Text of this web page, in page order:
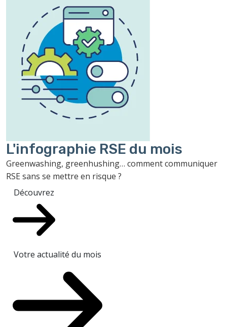
L'infographie RSE du mois
Greenwashing, greenhushing… comment communiquer
RSE sans se mettre en risque ?
Découvrez
Votre actualité du mois